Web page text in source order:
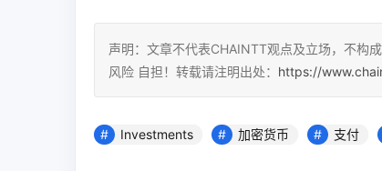
声明：文章不代表CHAINTT观点及立场，不构
风险 自担！转载请注明出处： https://
Investments 加密货币 支付